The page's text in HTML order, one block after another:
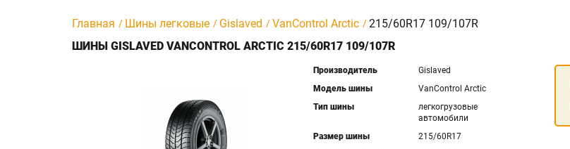
Главная Шины легковые Gislaved VanControl Arctic
215/60R17 109/107R
ШИНЫ GISLAVED VANCONTROL ARCTIC 215/60R17 109/107R
Производитель
Gislaved
Модель шины
VanControl Arctic
Тип шины
легкогрузовые
автомобили
Размер шины
215/60R17